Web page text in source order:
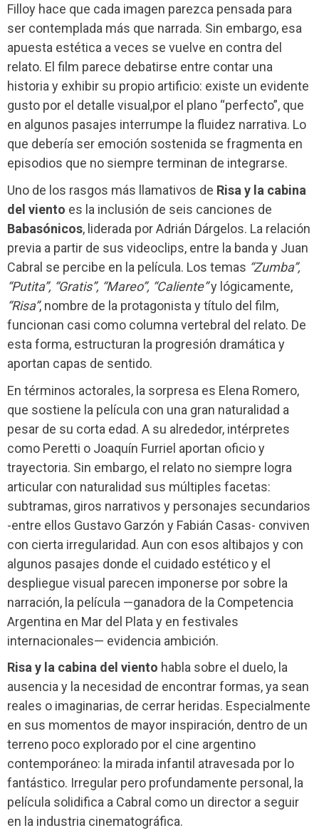
Filloy hace que cada imagen parezca pensada para
ser contemplada más que narrada. Sin embargo, esa
apuesta estética a veces se vuelve en contra del
relato. El film parece debatirse entre contar una
historia y exhibir su propio artificio: existe un evidente
gusto por el detalle visual,por el plano “perfecto”, que
en algunos pasajes interrumpe la fluidez narrativa. Lo
que debería ser emoción sostenida se fragmenta en
episodios que no siempre terminan de integrarse.
Uno de los rasgos más llamativos de Risa y la cabina
del viento es la inclusión de seis canciones de
Babasónicos, liderada por Adrián Dárgelos. La relación
previa a partir de sus videoclips, entre la banda y Juan
Cabral se percibe en la película. Los temas “Zumba”,
“Putita”, “Gratis”, “Mareo”, “Caliente”y lógicamente,
“Risa”, nombre de la protagonista y título del film,
funcionan casi como columna vertebral del relato. De
esta forma, estructuran la progresión dramática y
aportan capas de sentido.
En términos actorales, la sorpresa es Elena Romero,
que sostiene la película con una gran naturalidad a
pesar de su corta edad. A su alrededor, intérpretes
como Peretti o Joaquín Furriel aportan oficio y
trayectoria. Sin embargo, el relato no siempre logra
articular con naturalidad sus múltiples facetas:
subtramas, giros narrativos y personajes secundarios
-entre ellos Gustavo Garzón y Fabián Casas- conviven
con cierta irregularidad. Aun con esos altibajos y con
algunos pasajes donde el cuidado estético y el
despliegue visual parecen imponerse por sobre la
narración, la película —ganadora de la Competencia
Argentina en Mar del Plata y en festivales
internacionales— evidencia ambición.
Risa y la cabina del viento habla sobre el duelo, la
ausencia y la necesidad de encontrar formas, ya sean
reales o imaginarias, de cerrar heridas. Especialmente
en sus momentos de mayor inspiración, dentro de un
terreno poco explorado por el cine argentino
contemporáneo: la mirada infantil atravesada por lo
fantástico. Irregular pero profundamente personal, la
película solidifica a Cabral como un director a seguir
en la industria cinematográfica.